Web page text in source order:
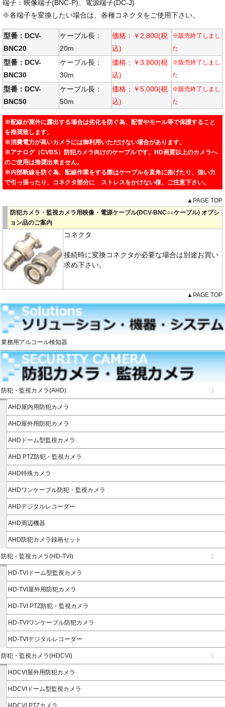
端子：映像端子(BNC-P)、電源端子(DC-J)
※各端子を変換したい場合は、各種コネクタをご使用下さい。
型番：DCV-
BNC20
ケーブル長：
20m
価格：￥2,800(税
込)
※販売終了しまし
た
型番：DCV-
BNC30
ケーブル長：
30m
価格：￥3,800(税
込)
※販売終了しまし
た
型番：DCV-
BNC50
ケーブル長：
50m
価格：￥5,000(税
込)
※販売終了しまし
た
※配線が屋外に露出する場合は劣化を防ぐ為、配管やモール等で保護すること
を推奨致します。
※消費電力が高いカメラには御利用いただけない場合があります。
※アナログ（CVBS）防犯カメラ向けのケーブルです。HD画質以上のカメラへ
のご使用は推奨出来ません。
※内部断線を防ぐ為、配線作業をする際はケーブルを直角に曲げたり、強い力
で引っ張ったり、コネクタ部分に ストレスをかけない様、ご注意下さい。
▲PAGE TOP
防犯カメラ・監視カメラ用映像・電源ケーブル(DCV-BNC○○ケーブル) オプシ
ョン品のご案内
コネクタ
接続時に変換コネクタが必要な場合は別途お買い
求め下さい。
▲PAGE TOP
業務用アルコール検知器
防犯・監視カメラ(AHD)
AHD屋内用防犯カメラ
AHD屋外用防犯カメラ
AHDドーム型監視カメラ
AHD PTZ防犯・監視カメラ
AHD特殊カメラ
AHDワンケーブル防犯・監視カメラ
AHDデジタルレコーダー
AHD周辺機器
AHD防犯カメラ録画セット
防犯・監視カメラ(HD-TVI)
HD-TVIドーム型監視カメラ
HD-TVI屋外用防犯カメラ
HD-TVI PTZ防犯・監視カメラ
HD-TVIワンケーブル防犯カメラ
HD-TVIデジタルレコーダー
防犯・監視カメラ(HDCVI)
HDCVI屋外用防犯カメラ
HDCVIドーム型監視カメラ
HDCVI PTZカメラ